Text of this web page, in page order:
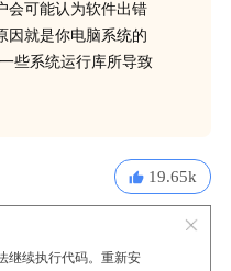
会可能认为软件出错
因就是你电脑系统的
些系统运行库所导致
19.65k
继续执行代码。重新安